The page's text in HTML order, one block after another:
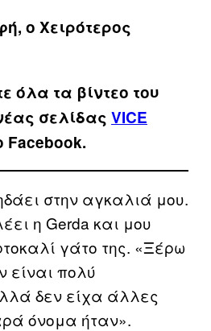
ο Χειρότερος
όλα τα βίντεo του
σελίδας VICE
Facebook.
στην αγκαλιά μου.
η Gerda και μου
γάτο της. «Ξέρω
είναι πολύ
δεν είχα άλλες
όνομα ήταν».